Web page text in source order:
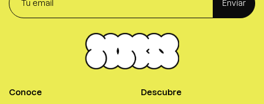
Enviar
Conoce Descubre